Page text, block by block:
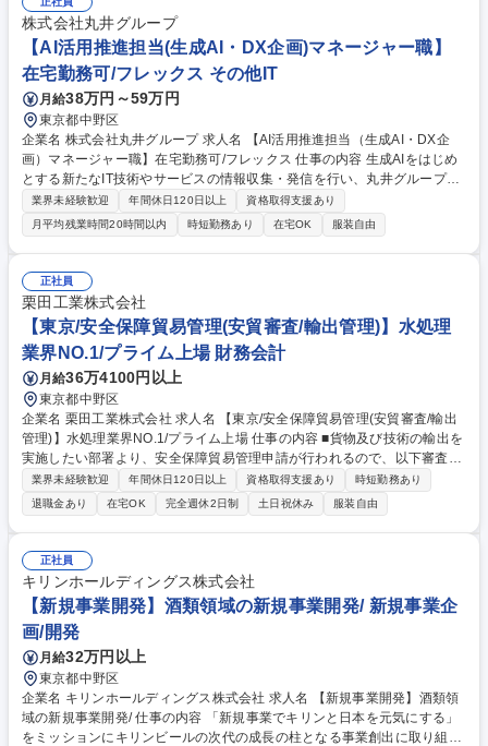
株式会社丸井グループ
【AI活用推進担当(生成AI・DX企画)マネージャー職】
在宅勤務可/フレックス その他IT
月給38万円～59万円
東京都中野区
企業名 株式会社丸井グループ 求人名 【AI活用推進担当（生成AI・DX企
画）マネージャー職】在宅勤務可/フレックス 仕事の内容 生成AIをはじめ
とする新たなIT技術やサービスの情報収集・発信を行い、丸井グループ各
部署に向けた企画立案を担うチームです。グループの革新をデジタルの力
で実現することをミッションとし、現在はプロセシング業 務のDX化に重
点的に取り組んでいます。新しいテクノロジーに興味を持ち、変革をとも
に推進していただける方を募集します【詳細】■生成AIなどの技術調査、
実証実験(PoC)の企画・推進■各事業部へのAI・DX企画の立案・実行【期
待役割】■マネージャー■技術的な課題解決やプロジェクトの推進をお任
せ。技術面でのリーダーシップを発揮していただきたいと考えております
【魅力】デジタルによる業務革新に貢献できるポジション 募集職種 【AI
活用推進担当（生成AI・DX企画）マネージャー職】在宅勤務可/フレック
ス
業界未経験歓迎 年間休日120日以上
資格取得支援あり
月平均残業時間20時間以内
時短勤務あり 在宅OK 服装自由
正社員
栗田工業株式会社
【東京/安全保障貿易管理(安貿審査/輸出管理)】水処理
業界NO.1/プライム上場 財務会計
月給36万4100円以上
東京都中野区
企業名 栗田工業株式会社 求人名 【東京/安全保障貿易管理(安貿審査/輸出
管理)】水処理業界NO.1/プライム上場 仕事の内容 ■貨物及び技術の輸出を
実施したい部署より、安全保障貿易管理申請が行われるので、以下審査の
実施 ・該非判定：貨物、技術がリスト規制に該当するか否かを判定 ・取
引審査：どのような相手か(引合い先、需要者の確認)、どのような用途に
使うのか(具体的な用途の確認)等のチェックを行い、取引を進めて良いか
否かを判断 ・出荷管理：貨物・技術の出荷・提供前に「同一性の確認」
「輸出許可証の有無の確認」等、所要の手続きが済んでいるかを確認【魅
力】外為法、EARと法律に関することが多いため、これらを紐解いて審査
ができたときには大きなやりがいを感じます。 募集職種 【東京/安全保障
貿易管理(安貿審査/輸出管理)】水処理業界NO.1/プライム上場
業界未経験歓迎 年間休日120日以上 資格取得支援あり
時短勤務あり
退職金あり
在宅OK 完全週休2日制 土日祝休み 服装自由
正社員
キリンホールディングス株式会社
【新規事業開発】酒類領域の新規事業開発/ 新規事業企
画/開発
月給32万円以上
東京都中野区
企業名 キリンホールディングス株式会社 求人名 【新規事業開発】酒類領
域の新規事業開発/ 仕事の内容 「新規事業でキリンと日本を元気にする」
をミッションにキリンビールの次代の成長の柱となる事業創出に取り組む